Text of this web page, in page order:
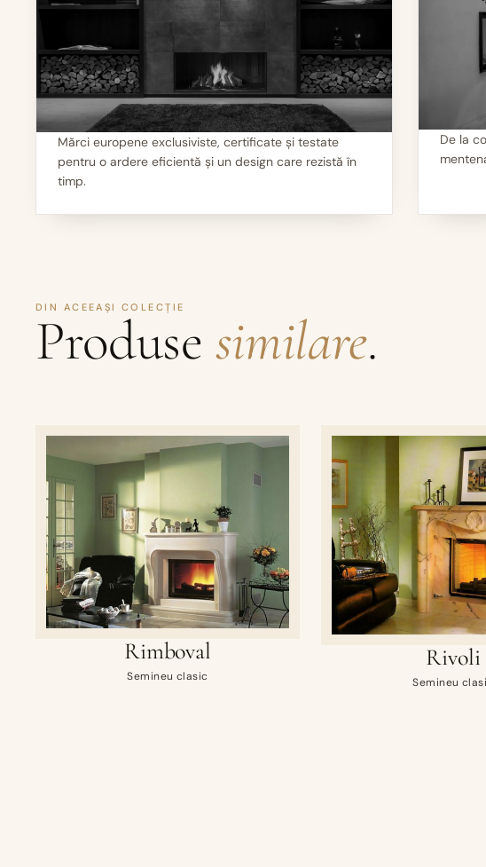
I
Calitate garantată
Mărci europene exclusiviste, certificate și testate
pentru o ardere eficientă și un design care rezistă în
timp.
II
De la
DIN ACEEAȘI COLECȚIE
Produse similare.
Rimboval
Semineu clasic
Rivoli
Semineu